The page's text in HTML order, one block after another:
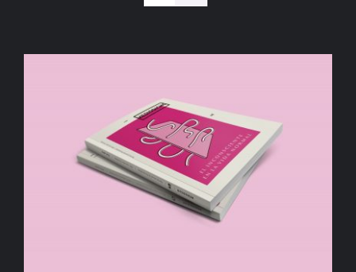
RED EOL
ACTUALIDAD
AÑADIR AL CARRITO / DETALLES